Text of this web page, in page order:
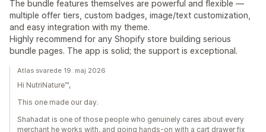
The bundle features themselves are powerful and flexible —
multiple offer tiers, custom badges, image/text customization,
and easy integration with my theme.
Highly recommend for any Shopify store building serious
bundle pages. The app is solid; the support is exceptional.
Atlas svarede 19. maj 2026
Hi NutriNature™,
This one made our day.
Shahadat is one of those people who genuinely cares about every
merchant he works with, and going hands-on with a cart drawer fix